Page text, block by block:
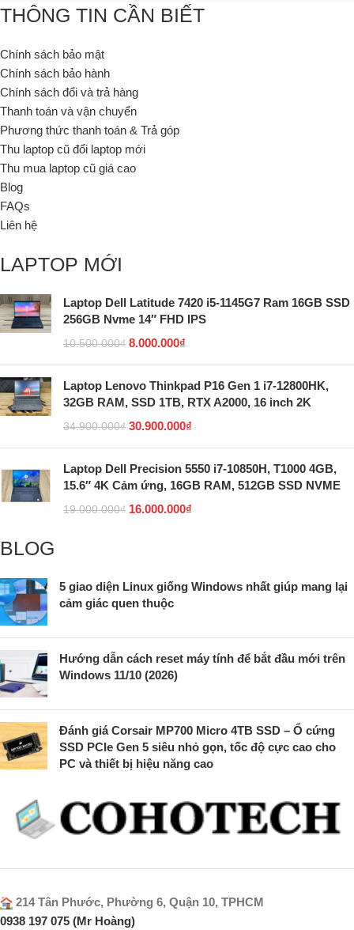
THÔNG TIN CẦN BIẾT
Chính sách bảo mật
Chính sách bảo hành
Chính sách đổi và trả hàng
Thanh toán và vận chuyển
Phương thức thanh toán & Trả góp
Thu laptop cũ đổi laptop mới
Thu mua laptop cũ giá cao
Blog
FAQs
Liên hệ
LAPTOP MỚI
Laptop Dell Latitude 7420 i5-1145G7 Ram 16GB SSD
256GB Nvme 14″ FHD IPS
10.500.000₫ 8.000.000₫
Laptop Lenovo Thinkpad P16 Gen 1 i7-12800HK,
32GB RAM, SSD 1TB, RTX A2000, 16 inch 2K
34.900.000₫ 30.900.000₫
Laptop Dell Precision 5550 i7-10850H, T1000 4GB,
15.6″ 4K Cảm ứng, 16GB RAM, 512GB SSD NVME
19.000.000₫ 16.000.000₫
BLOG
5 giao diện Linux giống Windows nhất giúp mang lại
cảm giác quen thuộc
Hướng dẫn cách reset máy tính để bắt đầu mới trên
Windows 11/10 (2026)
Đánh giá Corsair MP700 Micro 4TB SSD – Ổ cứng
SSD PCIe Gen 5 siêu nhỏ gọn, tốc độ cực cao cho
PC và thiết bị hiệu năng cao
214 Tân Phước, Phường 6, Quận 10, TPHCM
0938 197 075 (Mr Hoàng)